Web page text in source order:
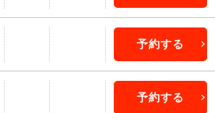
予約する
予約する